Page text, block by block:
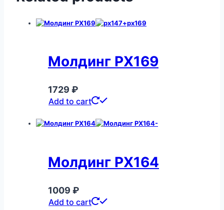
Молдинг PX169
1729 ₽
Add to cart
Молдинг PX164
1009 ₽
Add to cart